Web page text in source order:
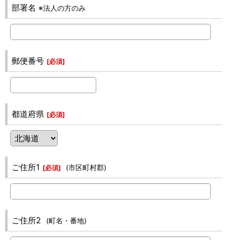
部署名 ※法人の方のみ
郵便番号 [必須]
都道府県 [必須]
ご住所1 [必須] (市区町村郡)
ご住所2 (町名・番地)